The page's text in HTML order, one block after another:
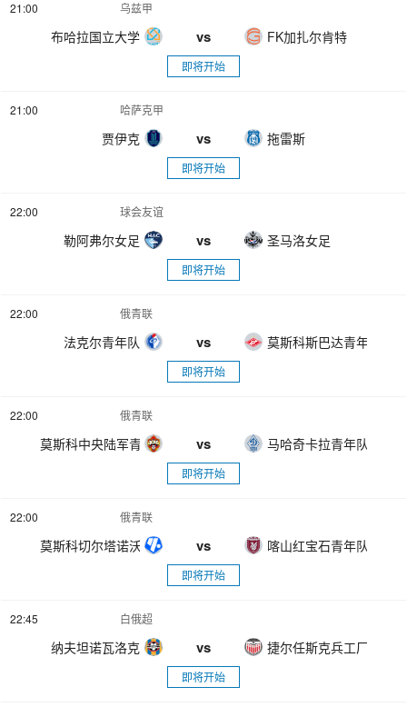
21:00 乌兹甲
布哈拉国立大学 vs FK加扎尔肯特
即将开始
21:00 哈萨克甲
贾伊克 vs 拖雷斯
即将开始
22:00 球会友谊
勒阿弗尔女足 vs 圣马洛女足
即将开始
22:00 俄青联
法克尔青年队 vs 莫斯科斯巴达青年队
即将开始
22:00 俄青联
莫斯科中央陆军青年队 vs 马哈奇卡拉青年队
即将开始
22:00 俄青联
莫斯科切尔塔诺沃青年队 vs 喀山红宝石青年队
即将开始
22:45 白俄超
纳夫坦诺瓦洛克 vs 捷尔任斯克兵工厂
即将开始